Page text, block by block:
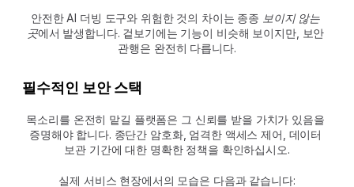
안전한 AI 더빙 도구와 위험한 것의 차이는 종종 보이지 않는
곳에서 발생합니다. 겉보기에는 기능이 비슷해 보이지만, 보안
관행은 완전히 다릅니다.
필수적인 보안 스택
목소리를 온전히 맡길 플랫폼은 그 신뢰를 받을 가치가 있음을
증명해야 합니다. 종단간 암호화, 엄격한 액세스 제어, 데이터
보관 기간에 대한 명확한 정책을 확인하십시오.
실제 서비스 현장에서의 모습은 다음과 같습니다: